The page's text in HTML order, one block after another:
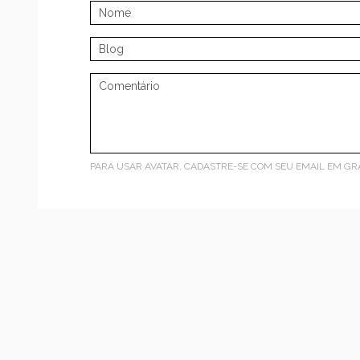
PARA USAR AVATAR, CADASTRE-SE COM SEU EMAIL EM